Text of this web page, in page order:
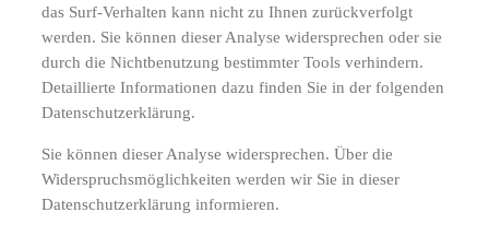
das Surf-Verhalten kann nicht zu Ihnen zurückverfolgt
werden. Sie können dieser Analyse widersprechen oder sie
durch die Nichtbenutzung bestimmter Tools verhindern.
Detaillierte Informationen dazu finden Sie in der folgenden
Datenschutzerklärung.
Sie können dieser Analyse widersprechen. Über die
Widerspruchsmöglichkeiten werden wir Sie in dieser
Datenschutzerklärung informieren.